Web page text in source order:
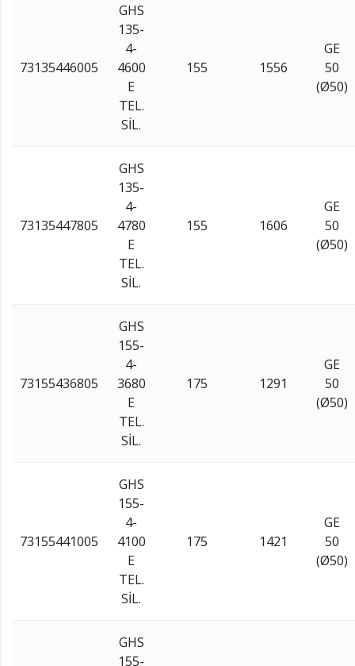
73135446005
GHS
135-
4-
4600
E
TEL.
SİL.
155 1556
GE
50
(Ø50)
73135447805
GHS
135-
4-
4780
E
TEL.
SİL.
155 1606
GE
50
(Ø50)
73155436805
GHS
155-
4-
3680
E
TEL.
SİL.
175 1291
GE
50
(Ø50)
73155441005
GHS
155-
4-
4100
E
TEL.
SİL.
175 1421
GE
50
(Ø50)
GHS
155-